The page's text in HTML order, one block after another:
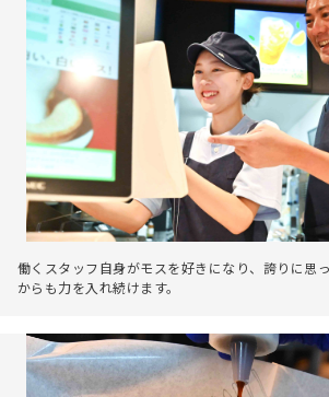
働くスタッフ自身がモスを好きになり、誇りに思
からも力を入れ続けます。